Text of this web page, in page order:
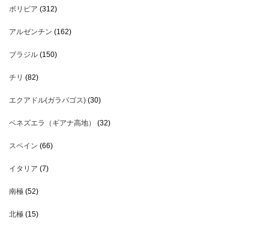
ボリビア (312)
アルゼンチン (162)
ブラジル (150)
チリ (82)
エクアドル(ガラパゴス) (30)
ベネズエラ（ギアナ高地） (32)
スペイン (66)
イタリア (7)
南極 (52)
北極 (15)